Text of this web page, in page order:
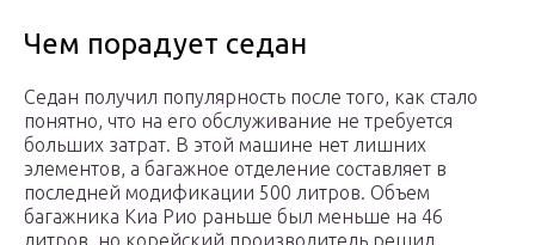
Чем порадует седан
Седан получил популярность после того, как стало
понятно, что на его обслуживание не требуется
больших затрат. В этой машине нет лишних
элементов, а багажное отделение составляет в
последней модификации 500 литров. Объем
багажника Киа Рио раньше был меньше на 46
литров, но корейский производитель решил